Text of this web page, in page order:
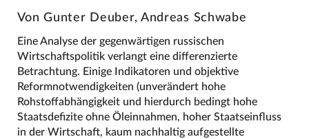
Von Gunter Deuber, Andreas Schwabe
Eine Analyse der gegenwärtigen russischen
Wirtschaftspolitik verlangt eine differenzierte
Betrachtung. Einige Indikatoren und objektive
Reformnotwendigkeiten (unverändert hohe
Rohstoffabhängigkeit und hierdurch bedingt hohe
Staatsdefizite ohne Öleinnahmen, hoher Staatseinfluss
in der Wirtschaft, kaum nachhaltig aufgestellte